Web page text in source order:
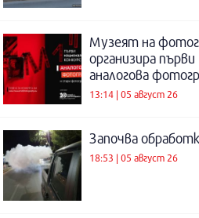
Музеят на
организира
аналогова
13:14 | 05 август 26
Започва
18:53 | 05 август 26